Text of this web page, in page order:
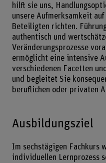
hilft sie uns,
unsere Aufmerksamkeit
Beteiligten richten.
authentisch und
Veränderungsprozesse
ermöglicht eine intensive
verschiedenen Facetten
und begleitet Sie
beruflichen oder privaten
Ausbildungsziel
Im sechstägigen Fachkurs
individuellen Lernprozess